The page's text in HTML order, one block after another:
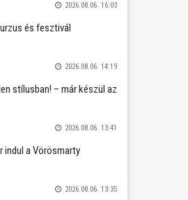
2026.08.06. 16:03
és fesztivál
2026.08.06. 14:19
stílusban! – már készül az
2026.08.06. 13:41
indul a Vörösmarty
2026.08.06. 13:35